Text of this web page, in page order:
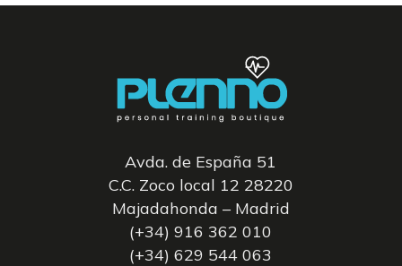
Avda. de España 51
C.C. Zoco local 12 28220
Majadahonda – Madrid
(+34) 916 362 010
(+34) 629 544 063